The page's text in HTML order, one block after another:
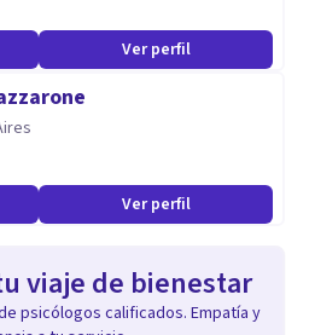
Ver perfil
Ver perfil
viaje de bienestar
psicólogos calificados. Empatía y